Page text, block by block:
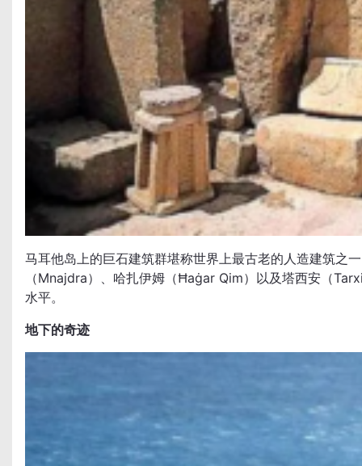
马耳他岛上的巨石建筑群堪称世界上最古老的人造建筑之
（Mnajdra）、哈扎伊姆（Ħaġar Qim）以及塔西安（
水平。
地下的奇迹